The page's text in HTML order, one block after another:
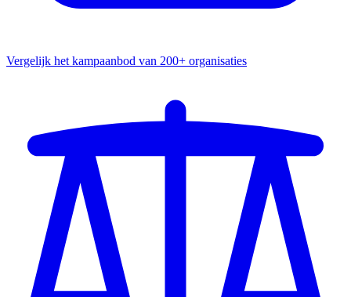
Vergelijk het kampaanbod van 200+ organisaties